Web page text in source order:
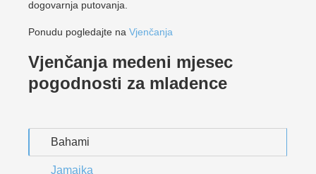
dogovarnja putovanja.
Ponudu pogledajte na Vjenčanja
Vjenčanja medeni mjesec
pogodnosti za mladence
Bahami
Jamajka